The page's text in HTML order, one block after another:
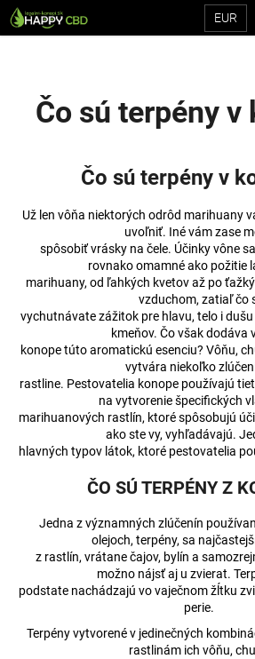
Prejsť
na
EUR
Čo sú terpény v
Čo sú terpény v
Už len vôňa niektorých odrôd marihuany
uvoľniť. Iné vám zase
spôsobiť vrásky na čele. Účinky vône
rovnako omamné ako požitie
marihuany, od ľahkých kvetov až po
vzduchom, zatiaľ čo
vychutnávate zážitok pre hlavu, telo i
kmeňov. Čo však dodáva
konope túto aromatickú esenciu? Vôňu,
vytvára niekoľko
rastline. Pestovatelia konope používajú
na vytvorenie špecifických
marihuanových rastlín, ktoré spôsobujú
ako ste vy, vyhľadávajú.
hlavných typov látok, ktoré pestovatelia
ČO SÚ TERPÉNY Z
Jedna z významných zlúčenín
olejoch, terpény, sa
z rastlín, vrátane čajov, bylín a
možno nájsť aj u zvierat.
podstate nachádzajú vo vaječnom žĺtku
perie.
Terpény vytvorené v jedinečných
rastlinám ich vôňu,
K
o
r
u
e
t
e
á
j